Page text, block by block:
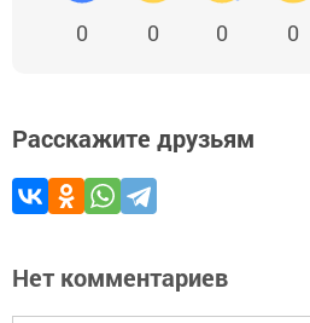
0 0 0 0
Расскажите друзьям
Нет комментариев